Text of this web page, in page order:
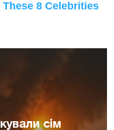
сім